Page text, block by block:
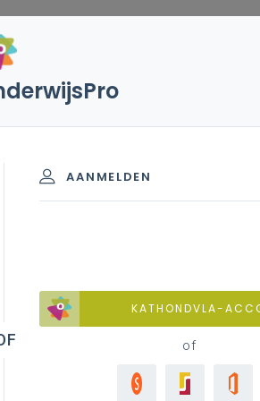
aanwezigheid
AANMELDEN
KATHONDVLA-
of